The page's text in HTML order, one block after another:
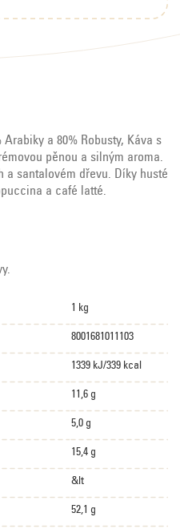
a 80% Robusty, Káva s
pěnou a silným aroma.
a santalovém dřevu. Díky husté
a café latté.
1 kg
8001681011103
1339 kJ/339 kcal
11,6 g
5,0 g
15,4 g
&lt
52,1 g